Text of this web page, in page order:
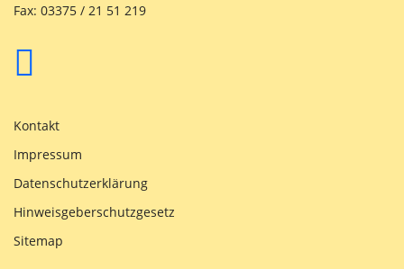
Fax: 03375 / 21 51 219
Kontakt
Impressum
Datenschutzerklärung
Hinweisgeberschutzgesetz
Sitemap